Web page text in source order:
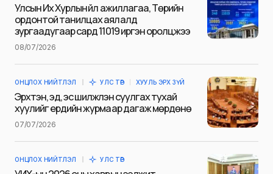
тэмдэглэсэн
Сэтгэгдэл*
Name
Улсын Их Хурлын үйл ажиллагаа, Төрийн
ордонтой танилцах аялалд
зургаадугаар сард 11019 иргэн оролцжээ
08/07/2026
ОНЦЛОХ НИЙТЛЭЛ УЛС ТӨР ХУУЛЬ ЭРХ ЗҮЙ
Эрхтэн, эд, эс шилжүүлэн суулгах тухай
хуулийг ердийн журмаар дагаж мөрдөнө
07/07/2026
ОНЦЛОХ НИЙТЛЭЛ УЛС ТӨР